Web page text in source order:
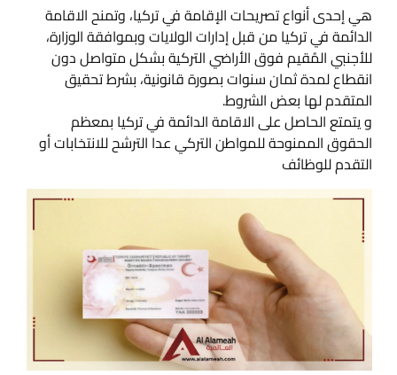
هي إحدى أنواع تصريحات الإقامة في تركيا، وتمنح الاقامة
الدائمة في تركيا من قبل إدارات الولايات وبموافقة الوزارة،
للأجنبي المُقيم فوق الأراضي التركية بشكل متواصل دون
انقطاع لمدة ثمان سنوات بصورة قانونية، بشرط تحقيق
المتقدم لها بعض الشروط.
و يتمتع الحاصل على الاقامة الدائمة في تركيا بمعظم
الحقوق الممنوحة للمواطن التركي عدا الترشح للانتخابات أو
التقدم للوظائف